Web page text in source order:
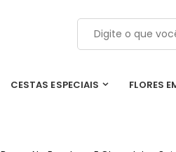
CESTAS ESPECIAIS FLORES